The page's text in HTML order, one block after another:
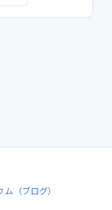
（ブログ）